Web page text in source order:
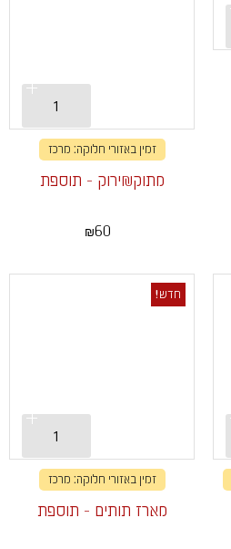
זמין באזורי חלוקה: מרכז
מתוק&ירוק - תוספת
₪60
חדש!
זמין באזורי חלוקה: מרכז
מארז תותים - תוספת